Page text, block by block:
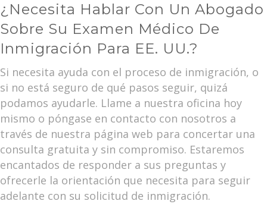
¿Necesita Hablar Con Un Abogado
Sobre Su Examen Médico De
Inmigración Para EE. UU.?
Si necesita ayuda con el proceso de inmigración, o
si no está seguro de qué pasos seguir, quizá
podamos ayudarle. Llame a nuestra oficina hoy
mismo o póngase en contacto con nosotros a
través de nuestra página web para concertar una
consulta gratuita y sin compromiso. Estaremos
encantados de responder a sus preguntas y
ofrecerle la orientación que necesita para seguir
adelante con su solicitud de inmigración.